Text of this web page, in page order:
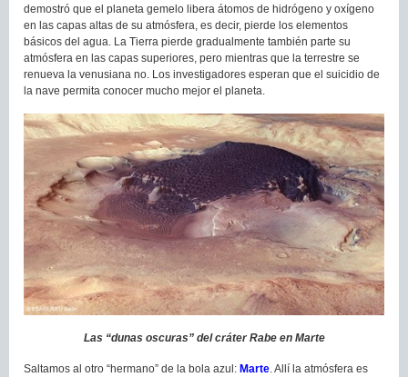
demostró que el planeta gemelo libera átomos de hidrógeno y oxígeno
en las capas altas de su atmósfera, es decir, pierde los elementos
básicos del agua. La Tierra pierde gradualmente también parte su
atmósfera en las capas superiores, pero mientras que la terrestre se
renueva la venusiana no. Los investigadores esperan que el suicidio de
la nave permita conocer mucho mejor el planeta.
Las “dunas oscuras” del cráter Rabe en Marte
Saltamos al otro “hermano” de la bola azul: Marte. Allí la atmósfera es